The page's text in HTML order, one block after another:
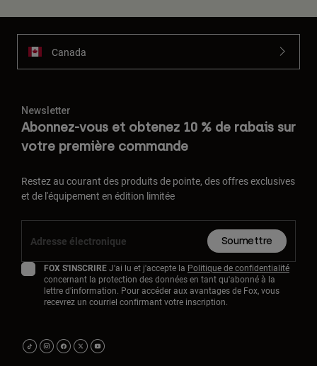
Canada
Newsletter
Abonnez-vous et obtenez 10 % de rabais sur
votre première commande
Restez au courant des produits de pointe, des offres exclusives
et de l'équipement en édition limitée
Soumettre
FOX S'INSCRIREJ'ai lu et j'accepte la Politique de confidentialité
concernant la protection des données en tant qu'abonné à la
lettre d'information. Pour accéder aux avantages de Fox, vous
recevrez un courriel confirmant votre inscription.